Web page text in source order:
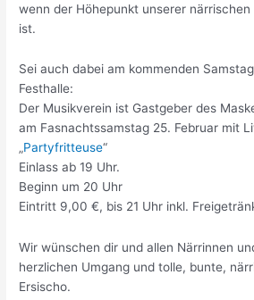
wenn der Höhepunkt unserer
ist.
Sei auch dabei am kommenden
Festhalle:
Der Musikverein ist Gastgeber des
am Fasnachtssamstag 25. Februar mit
„Partyfritteuse“
Einlass ab 19 Uhr.
Beginn um 20 Uhr
Eintritt 9,00 €, bis 21 Uhr inkl.
Wir wünschen dir und allen Närrinnen
herzlichen Umgang und tolle, bunte,
Ersischo.